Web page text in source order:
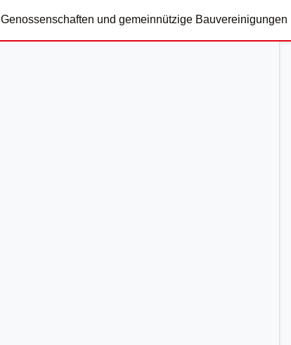
Genossenschaften und gemeinnützige Bauvereinigungen